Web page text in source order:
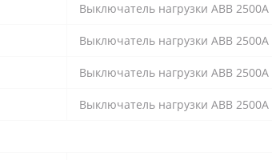
Выключатель нагрузки ABB 2500А
Выключатель нагрузки ABB 2500А
Выключатель нагрузки ABB 2500А
Выключатель нагрузки ABB